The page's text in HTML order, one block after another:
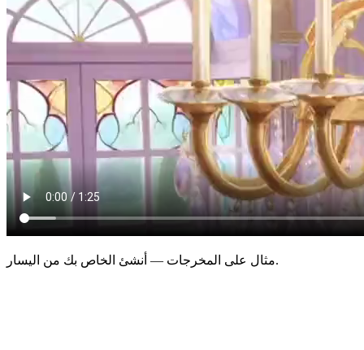
مثال على المخرجات — أنشئ الخاص بك من اليسار.